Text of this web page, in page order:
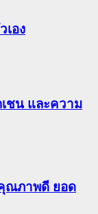
เอง
ชน และความ
ณภาพดี ยอด